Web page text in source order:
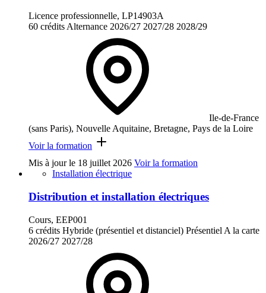
Licence professionnelle, LP14903A
60 crédits Alternance 2026/27 2027/28 2028/29
Ile-de-France
(sans Paris), Nouvelle Aquitaine, Bretagne, Pays de la Loire
Voir la formation
Mis à jour le 18 juillet 2026 Voir la formation
Installation électrique
Distribution et installation électriques
Cours, EEP001
6 crédits Hybride (présentiel et distanciel) Présentiel A la carte
2026/27 2027/28